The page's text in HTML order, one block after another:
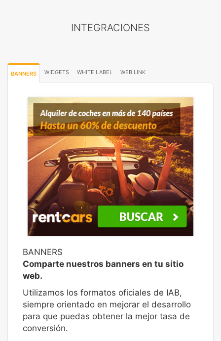
INTEGRACIONES
BANNERS WIDGETS WHITE LABEL WEB LINK
BANNERS
Comparte nuestros banners en tu sitio
web.
Utilizamos los formatos oficiales de IAB,
siempre orientado en mejorar el desarrollo
para que puedas obtener la mejor tasa de
conversión.